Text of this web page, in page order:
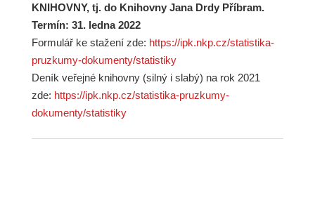
KNIHOVNY, tj. do Knihovny Jana Drdy Příbram.
Termín: 31. ledna 2022
Formulář ke stažení zde: https://ipk.nkp.cz/statistika-
pruzkumy-dokumenty/statistiky
Deník veřejné knihovny (silný i slabý) na rok 2021
zde: https://ipk.nkp.cz/statistika-pruzkumy-
dokumenty/statistiky